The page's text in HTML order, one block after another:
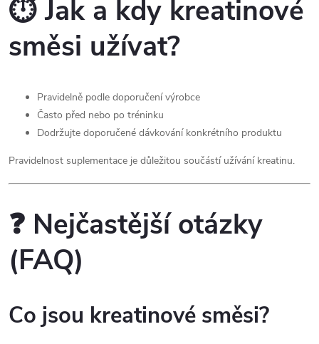
⏱️ Jak a kdy kreatinové
směsi užívat?
Pravidelně podle doporučení výrobce
Často před nebo po tréninku
Dodržujte doporučené dávkování konkrétního produktu
Pravidelnost suplementace je důležitou součástí užívání kreatinu.
❓ Nejčastější otázky
(FAQ)
Co jsou kreatinové směsi?